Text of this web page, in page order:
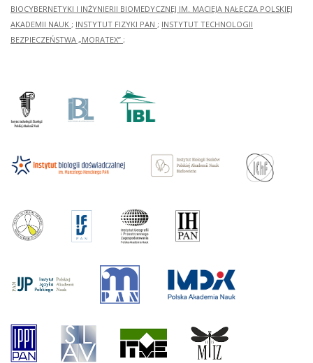
BIOCYBERNETYKI I INŻYNIERII BIOMEDYCZNEJ IM. MACIEJA NAŁĘCZA POLSKIEJ
AKADEMII NAUK ; INSTYTUT FIZYKI PAN ; INSTYTUT TECHNOLOGII
BEZPIECZEŃSTWA „MORATEX” ;